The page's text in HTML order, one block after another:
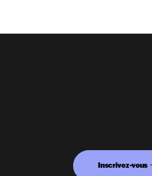
Inscrivez-vous